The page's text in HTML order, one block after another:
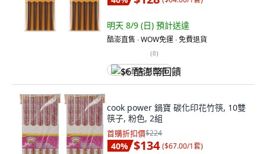
明天 8/9 (日) 預計送達
酷澎直售 ∙ WOW免運 ∙ 免費退貨
(8)
$6 酷澎幣回饋
cook power 鍋寶 碳化印花竹筷, 10雙
筷子, 粉色, 2組
首購折扣價$224
40% $134 ($67.00/1套)